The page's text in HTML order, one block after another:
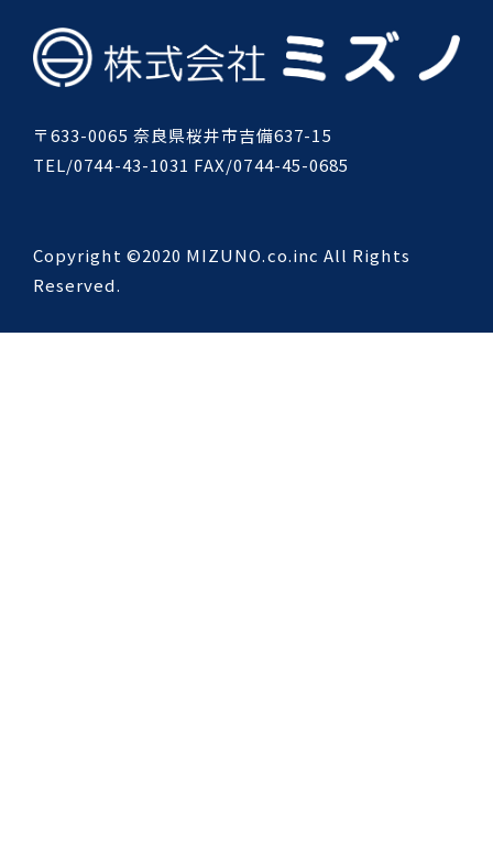
〒633-0065 奈良県桜井市吉備637-15
TEL/0744-43-1031 FAX/0744-45-0685
Copyright ©2020 MIZUNO.co.inc All Rights
Reserved.